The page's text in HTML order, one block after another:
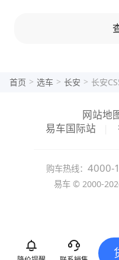
首页 > 选车 > 长安 > 长安
网站地
易车国际站
购车热线： 4000-
易车 © 2000-